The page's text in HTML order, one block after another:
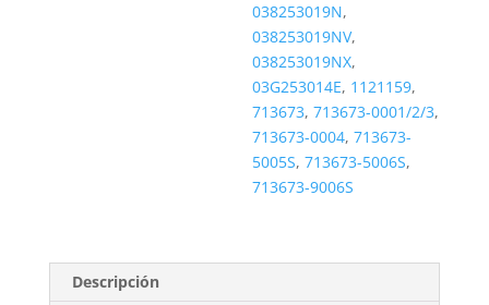
038253019N,
038253019NV,
038253019NX,
03G253014E, 1121159,
713673,713673-0001/2/3,
713673-0004,713673-
5005S,713673-5006S,
713673-9006S
Descripción